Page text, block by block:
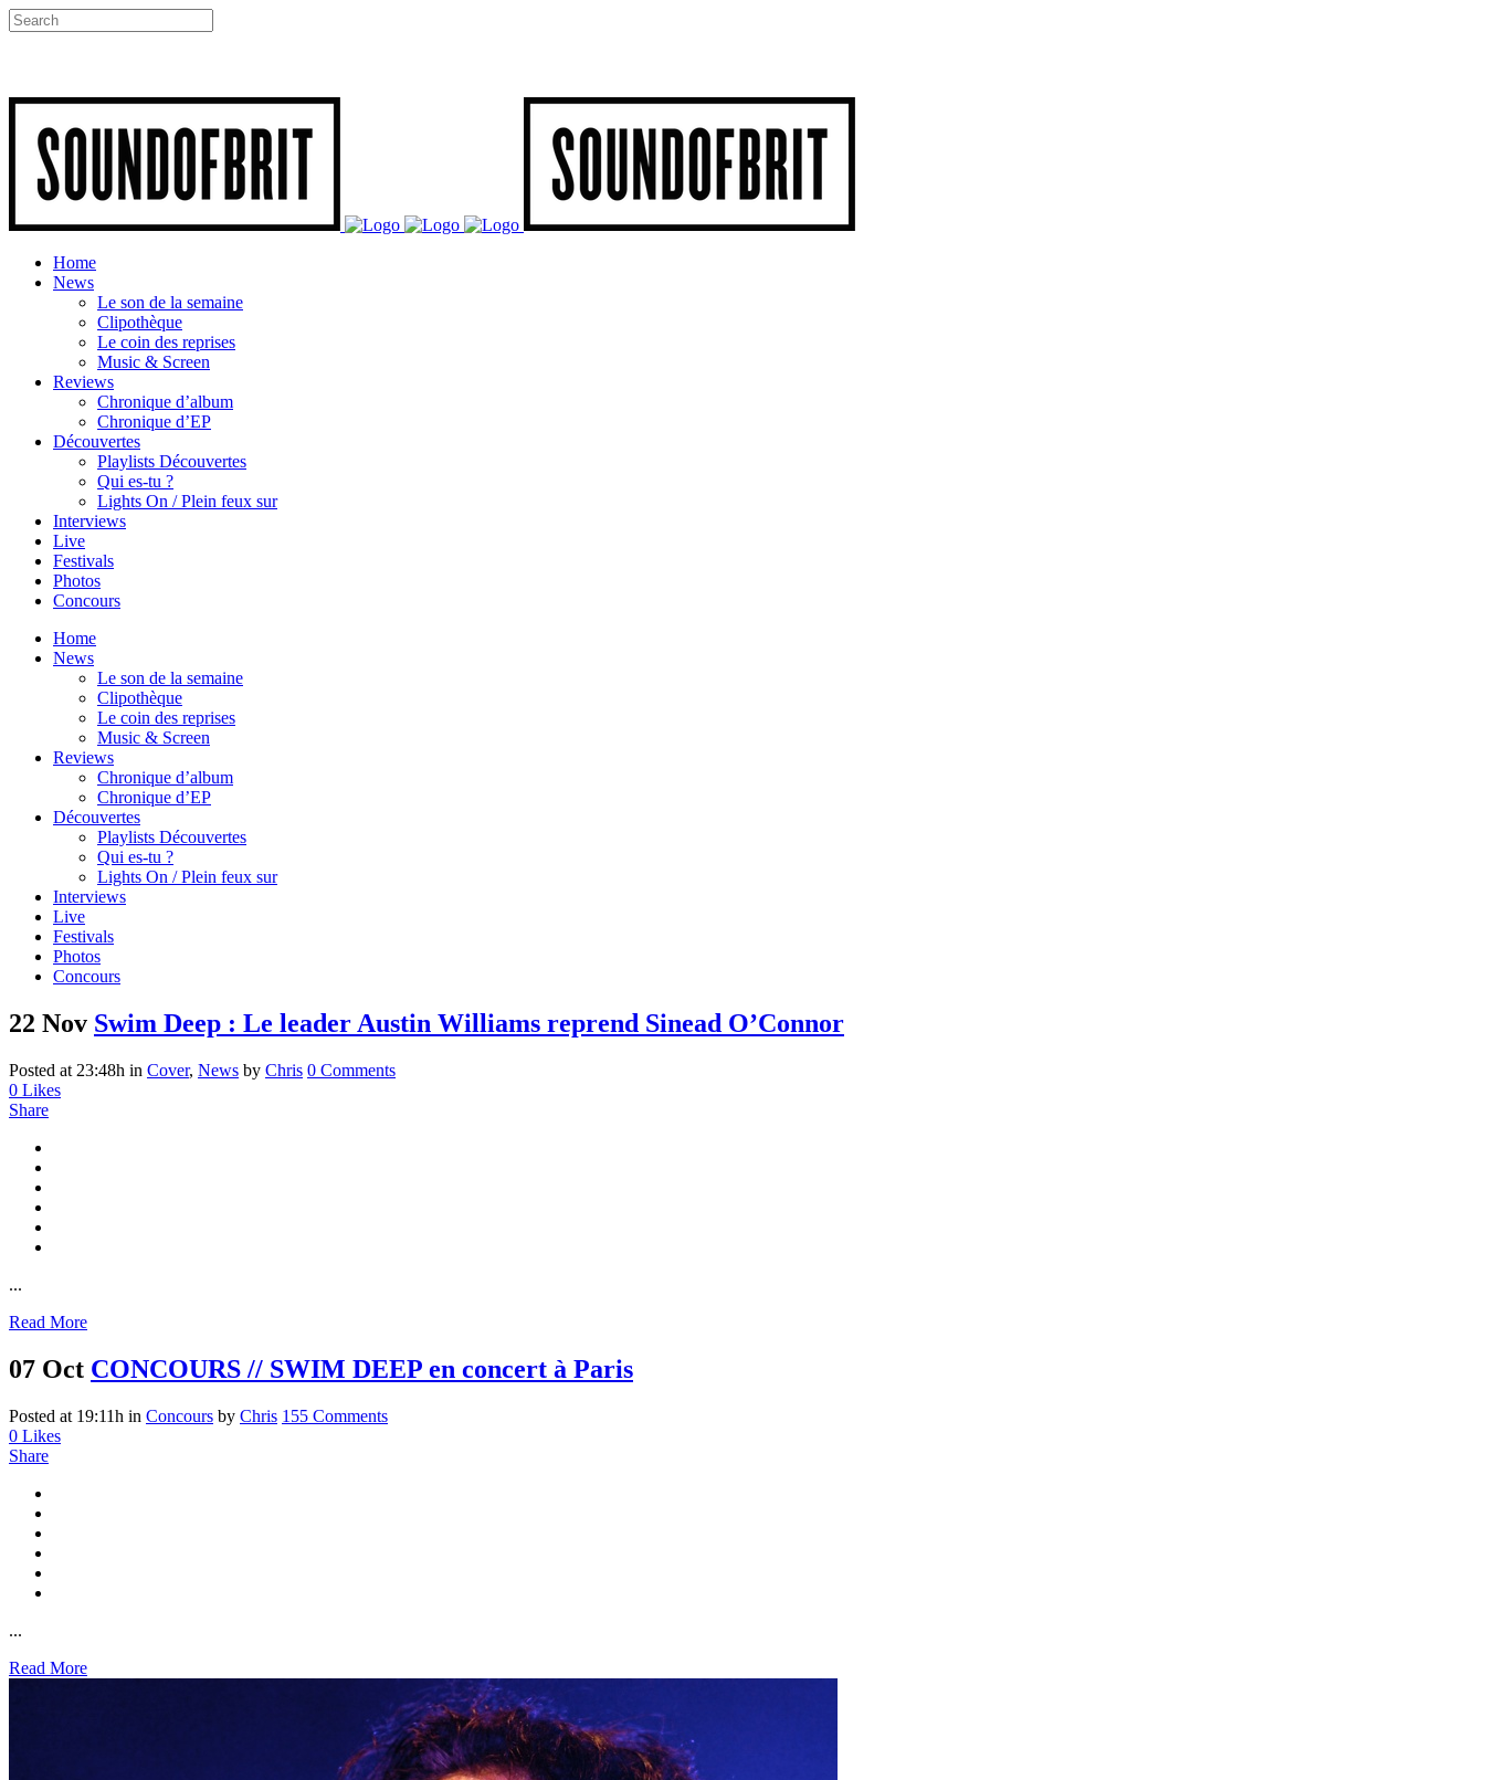
Home
News
Le son de la semaine
Clipothèque
Le coin des reprises
Music & Screen
Reviews
Chronique d’album
Chronique d’EP
Découvertes
Playlists Découvertes
Qui es-tu ?
Lights On / Plein feux sur
Interviews
Live
Festivals
Photos
Concours
Home
News
Le son de la semaine
Clipothèque
Le coin des reprises
Music & Screen
Reviews
Chronique d’album
Chronique d’EP
Découvertes
Playlists Découvertes
Qui es-tu ?
Lights On / Plein feux sur
Interviews
Live
Festivals
Photos
Concours
22 Nov Swim Deep : Le leader Austin Williams reprend Sinead O’Connor
Posted at 23:48h in Cover, News by Chris 0 Comments
0 Likes
Share
...
Read More
07 Oct CONCOURS // SWIM DEEP en concert à Paris
Posted at 19:11h in Concours by Chris 155 Comments
0 Likes
Share
...
Read More